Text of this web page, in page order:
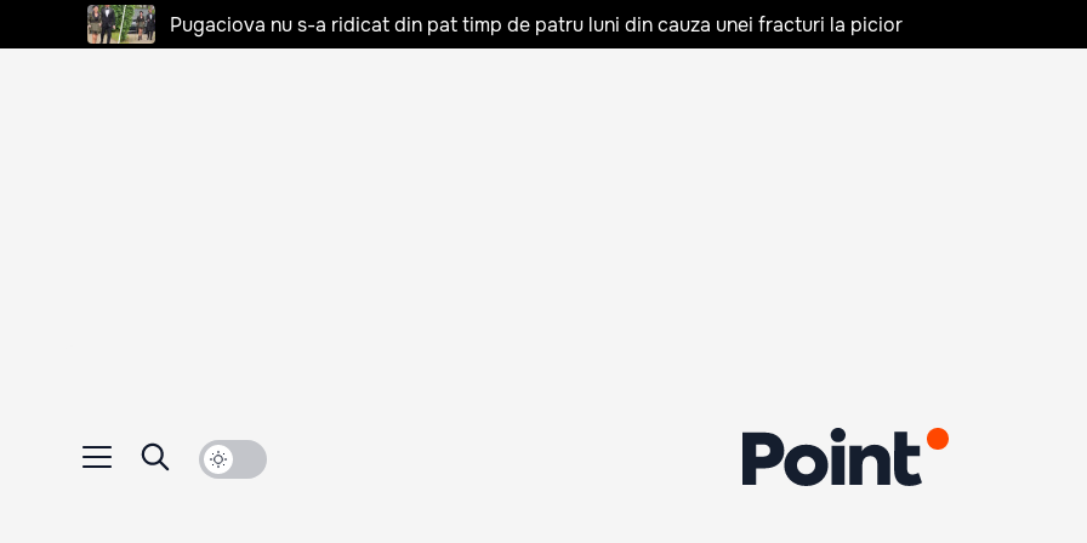
Pugaciova nu s-a ridicat din pat timp de patru luni din cauza unei fracturi la picior